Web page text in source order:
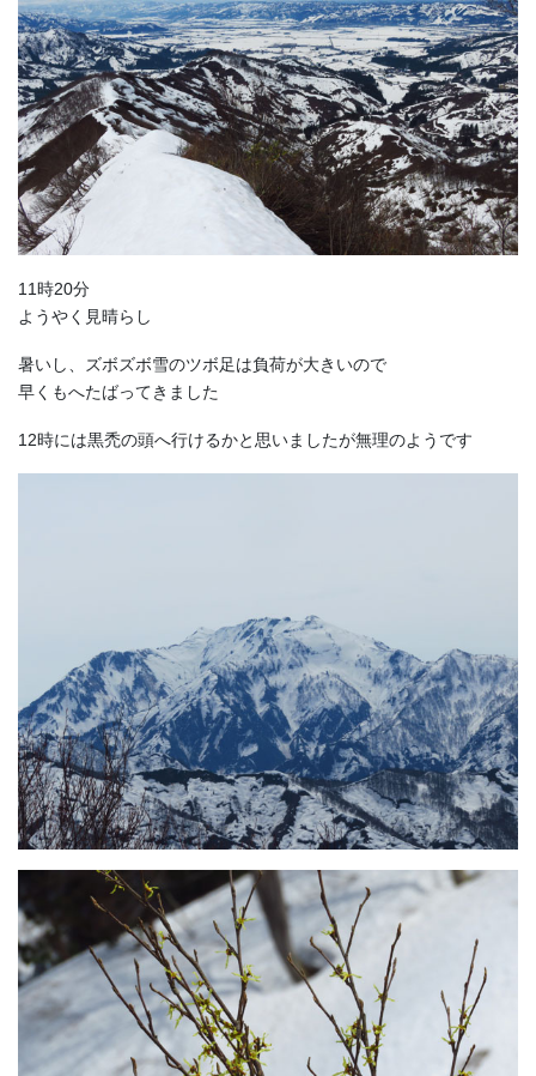
11時20分
ようやく見晴らし
暑いし、ズボズボ雪のツボ足は負荷が大きいので
早くもへたばってきました
12時には黒禿の頭へ行けるかと思いましたが無理のようです